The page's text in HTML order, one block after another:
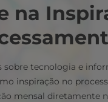
na
sobre tecnologia e
inspiração no
mensal diretamente